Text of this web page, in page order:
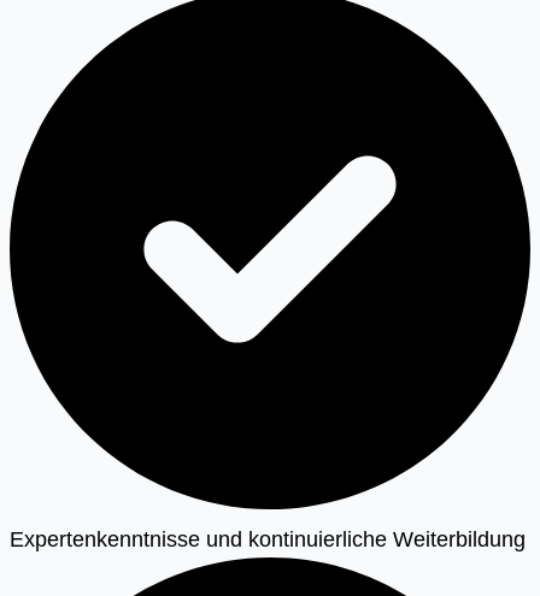
Expertenkenntnisse und kontinuierliche Weiterbildung